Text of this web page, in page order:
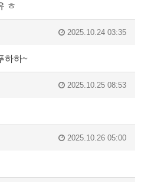
ㅎ
2025.10.24 03:35
하하~
2025.10.25 08:53
2025.10.26 05:00